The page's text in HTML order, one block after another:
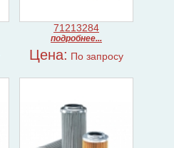
71213284
подробнее...
Цена: По запросу